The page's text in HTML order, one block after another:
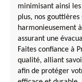
minimisant ainsi
plus, nos
harmonieusement
assurant une
Faites confiance à
qualité, alliant
afin de protéger